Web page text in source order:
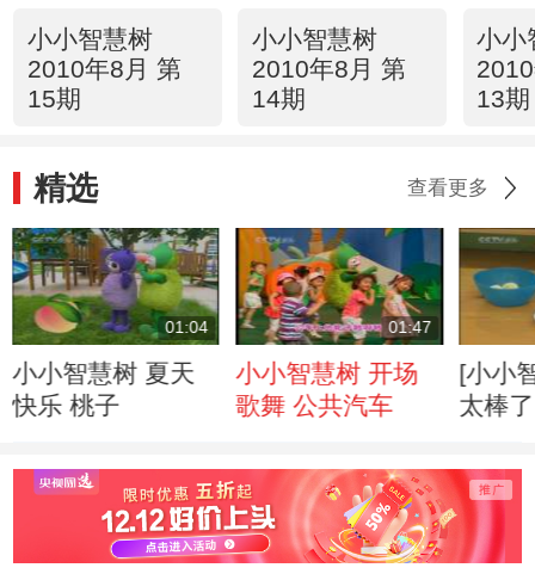
小小智慧树
2010年8月 第
15期
小小智慧树
2010年8月 第
14期
小小
13期
精选 查看更多
01:04
小小智慧树 夏天
快乐 桃子
01:47
小小智慧树 开场
歌舞 公共汽车
[小小
太棒